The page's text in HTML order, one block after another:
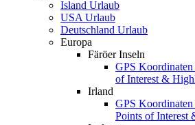
Island Urlaub
USA Urlaub
Deutschland Urlaub
Europa
Färöer Inseln
GPS
of Interest &
Irland
GPS
Points of Interest